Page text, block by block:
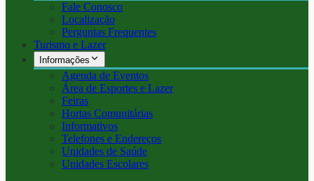
Fale Conosco
Localização
Perguntas Frequentes
Turismo e Lazer
Informações
Agenda de Eventos
Área de Esportes e Lazer
Feiras
Hortas Comunitárias
Informativos
Telefones e Endereços
Unidades de Saúde
Unidades Escolares